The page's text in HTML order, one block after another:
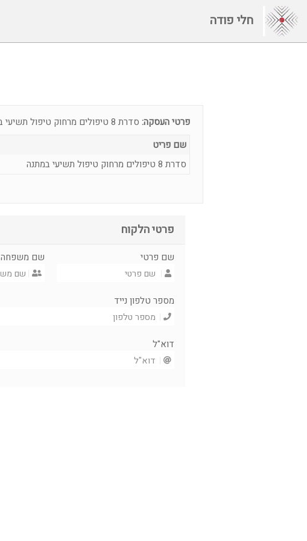
חלי פודה
פרטי העסקה: סדרת 8 טיפולים מרחוק טיפול תשיעי במתנה
שם פריט
סדרת 8 טיפולים מרחוק טיפול תשיעי במתנה
פרטי הלקוח
שם פרטי שם משפחה
מספר טלפון נייד
דוא"ל